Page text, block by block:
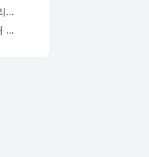
황기순 "원정 도박으로 전 재산 잃고 필리핀 도피"
차가원 "MC몽에 400억 뜯겨…백현 위해 도박빚 갚아줘"